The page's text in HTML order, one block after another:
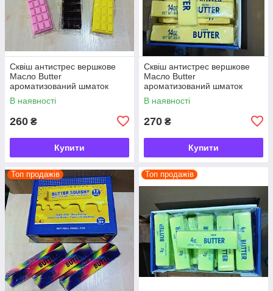
Сквіш антистрес вершкове
Масло Butter
ароматизований шматок
масла 22 см
В наявності
260 ₴
Купити
Сквіш антистрес вершкове
Масло Butter
ароматизований шматок
масла 22 см
В наявності
270 ₴
Купити
Топ продажів Топ продажів